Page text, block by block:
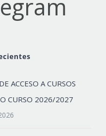
ACCESO A CURSOS
CURSO 2026/2027